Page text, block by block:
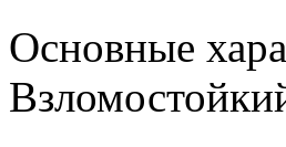
Основные